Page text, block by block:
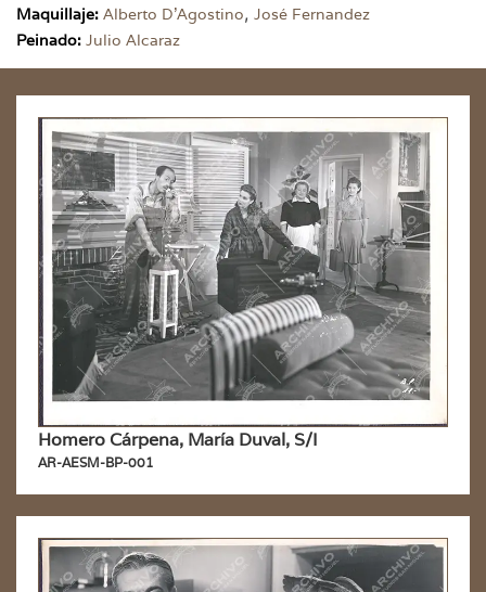
Maquillaje: Alberto D'Agostino, José Fernandez
Peinado: Julio Alcaraz
Homero Cárpena, María Duval, S/I
AR-AESM-BP-001